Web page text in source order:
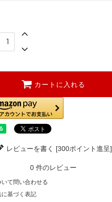
カートに入れる
レビューを書く [300ポイント進呈]
0 件のレビュー
て問い合わせる
基づく表記